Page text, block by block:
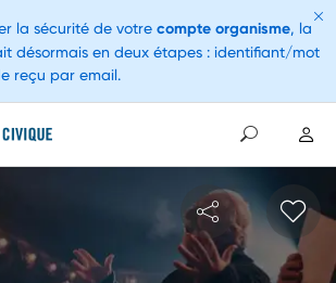
la sécurité de votre compte organisme, la
désormais en deux étapes : identifiant/mot
reçu par email.